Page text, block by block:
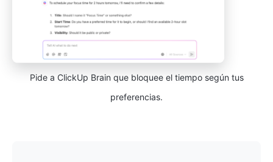
Pide a ClickUp Brain que bloquee el tiempo según tus
preferencias.